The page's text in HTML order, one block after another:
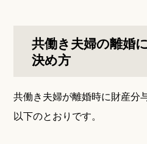
共働き夫婦の離婚
決め方
共働き夫婦が離婚時に財産分
以下のとおりです。